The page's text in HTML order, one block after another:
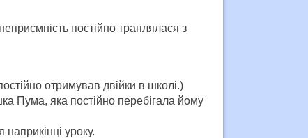
постійно траплялася з
отримував двійки в школі.)
Пума, яка постійно перебігала йому
уроку.